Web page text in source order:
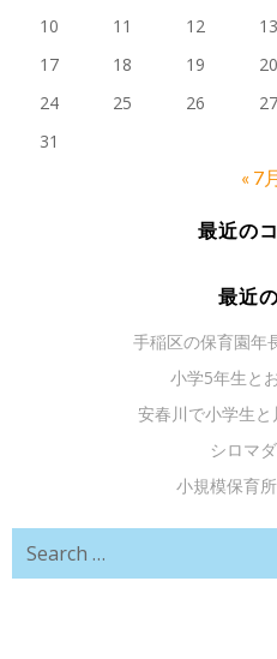
10
11 12 13
17
18 19 20
24
25 26 27
31
« 7
最近の
最近
手稲区の保育園年
小学5年生と
安春川で小学生
シロマ
小規模保育
Search